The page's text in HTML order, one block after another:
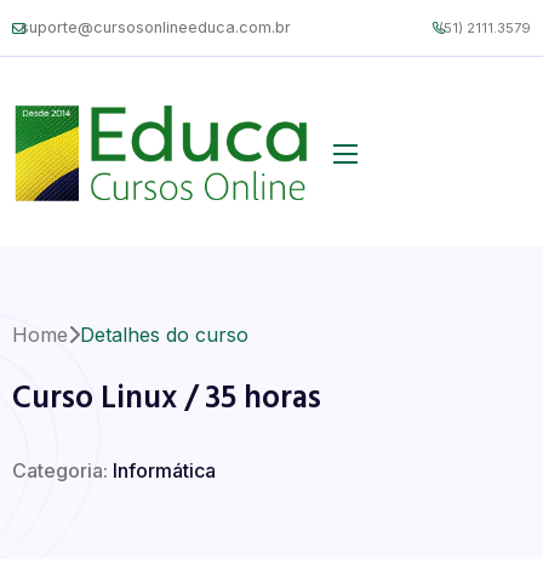
suporte@cursosonlineeduca.com.br (51) 2111.3579
Home Detalhes do curso
Curso Linux / 35 horas
Categoria: Informática